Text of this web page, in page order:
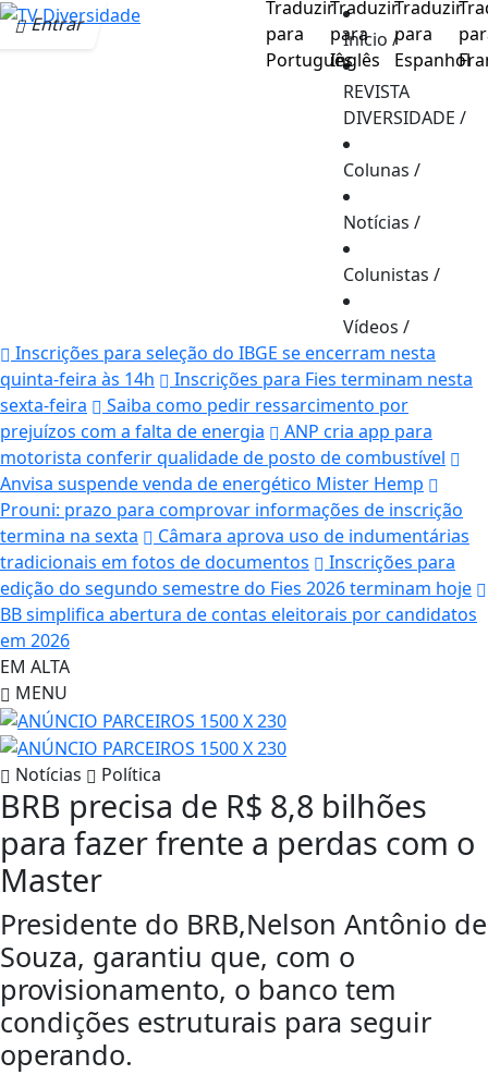
Entrar
Início /
REVISTA
DIVERSIDADE /
Colunas /
Notícias /
Colunistas /
Vídeos /
Inscrições para seleção do IBGE se encerram nesta
quinta-feira às 14h
Inscrições para Fies terminam nesta
sexta-feira
Saiba como pedir ressarcimento por
prejuízos com a falta de energia
ANP cria app para
motorista conferir qualidade de posto de combustível
Anvisa suspende venda de energético Mister Hemp
Prouni: prazo para comprovar informações de inscrição
termina na sexta
Câmara aprova uso de indumentárias
tradicionais em fotos de documentos
Inscrições para
edição do segundo semestre do Fies 2026 terminam hoje
BB simplifica abertura de contas eleitorais por candidatos
em 2026
EM ALTA
MENU
Notícias Política
BRB precisa de R$ 8,8 bilhões
para fazer frente a perdas com o
Master
Presidente do BRB,Nelson Antônio de
Souza, garantiu que, com o
provisionamento, o banco tem
condições estruturais para seguir
operando.